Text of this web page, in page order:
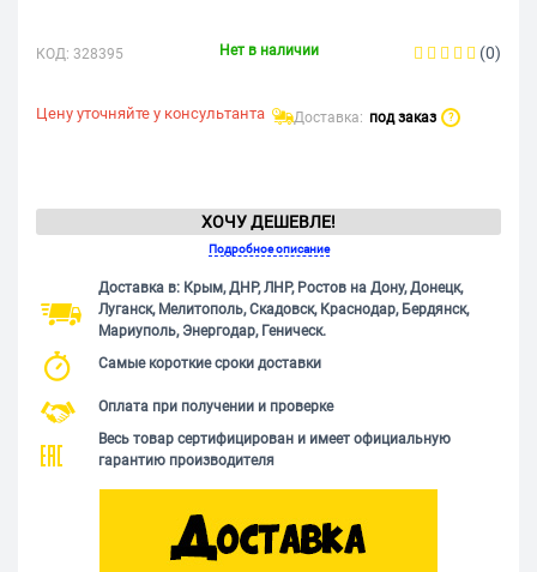
КОД: 328395 Нет в наличии (0)
Цену уточняйте у консультанта Доставка: под заказ ?
ХОЧУ ДЕШЕВЛЕ!
Подробное описание
Доставка в: Крым, ДНР, ЛНР, Ростов на Дону, Донецк,
Луганск, Мелитополь, Скадовск, Краснодар, Бердянск,
Мариуполь, Энергодар, Геническ.
Самые короткие сроки доставки
Оплата при получении и проверке
Весь товар сертифицирован и имеет официальную
гарантию производителя